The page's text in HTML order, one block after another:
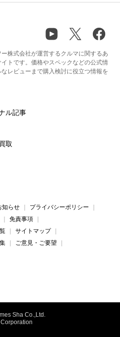
株式会社が運営するクルマに関するあ
トです。価格やスペックなどの公式情
レビューまで購入検討に役立つ情報を
ル記事
取
知らせ
プライバシーポリシー
免責事項
サイトマップ
ご意見・ご要望
Sha Co.,Ltd.